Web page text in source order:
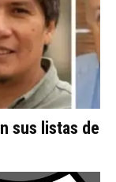
sus listas de